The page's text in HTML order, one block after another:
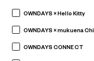
OWNDAYS × Hello Kitty
OWNDAYS × mukuena
OWNDAYS CONNECT